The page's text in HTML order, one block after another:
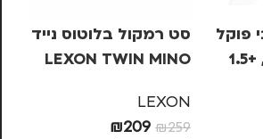
פוקל
סט רמקול בלוטוס נייד
LEXON TWIN MINO
LEXON
₪259
₪209